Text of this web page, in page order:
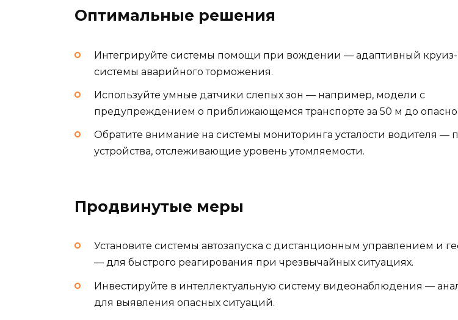
Оптимальные решения
Интегрируйте системы помощи при вождении — адаптивный круиз-
системы аварийного торможения.
Используйте умные датчики слепых зон — например, модели с
предупреждением о приближающемся транспорте за 50 м до
Обратите внимание на системы мониторинга усталости водителя —
устройства, отслеживающие уровень утомляемости.
Продвинутые меры
Установите системы автозапуска с дистанционным управлением и
— для быстрого реагирования при чрезвычайных ситуациях.
Инвестируйте в интеллектуальную систему видеонаблюдения —
для выявления опасных ситуаций.